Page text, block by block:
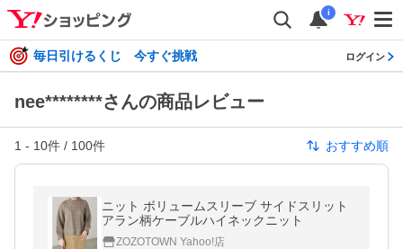
i
毎日引けるくじ 今すぐ挑戦 ログイン
nee********さんの商品レビュー
1 - 10件 / 100件 おすすめ順
ニット ボリュームスリーブ サイドスリット
アラン柄ケーブルハイネックニット
ZOZOTOWN Yahoo!店